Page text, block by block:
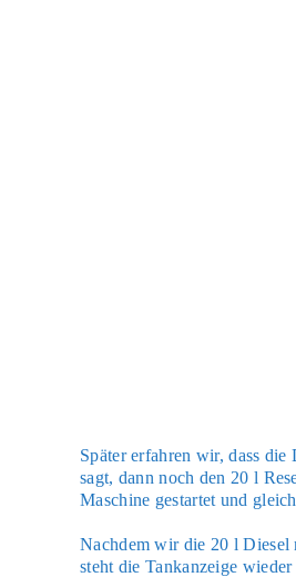
Spä­ter erfah­ren wir, dass
sagt, dann noch den 20 l
Maschi­ne gestar­tet und
Nach­dem wir die 20 l Die­sel
steht die Tank­an­zei­ge